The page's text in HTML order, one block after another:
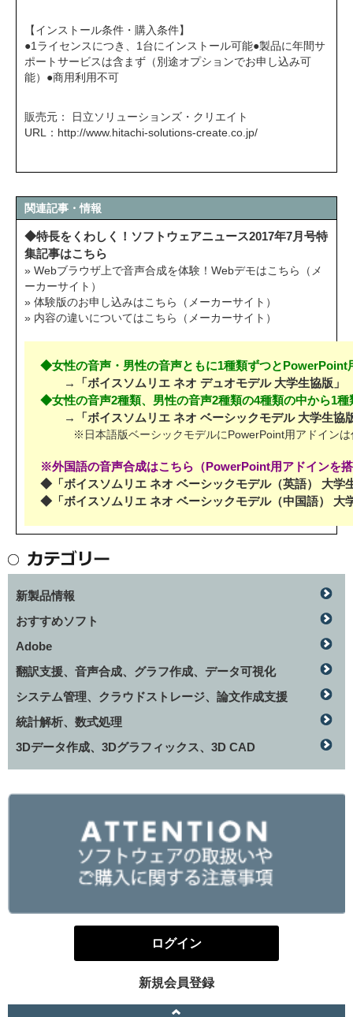
【インストール条件・購入条件】
●1ライセンスにつき、1台にインストール可能●製品に年間サ
ポートサービスは含まず（別途オプションでお申し込み可
能）●商用利用不可
販売元： 日立ソリューションズ・クリエイト
URL： http://www.hitachi-solutions-create.co.jp/
関連記事・情報
◆特長をくわしく！ソフトウェアニュース2017年7月号特
集記事はこちら
» Webブラウザ上で音声合成を体験！Webデモはこちら（メ
ーカーサイト）
» 体験版のお申し込みはこちら（メーカーサイト）
» 内容の違いについてはこちら（メーカーサイト）
◆女性の音声・男性の音声ともに1種類ずつとPowerPoint
→「ボイスソムリエ ネオ デュオモデル 大学生協版」
◆女性の音声2種類、男性の音声2種類の4種類の中から1種
→「ボイスソムリエ ネオ ベーシックモデル 大学生協
※日本語版ベーシックモデルにPowerPoint用アドインは
※外国語の音声合成はこちら（PowerPoint用アドインを
◆「ボイスソムリエ ネオ ベーシックモデル（英語） 大学
◆「ボイスソムリエ ネオ ベーシックモデル（中国語） 大
新製品情報
おすすめソフト
Adobe
翻訳支援、音声合成、グラフ作成、データ可視化
システム管理、クラウドストレージ、論文作成支援
統計解析、数式処理
3Dデータ作成、3Dグラフィックス、3D CAD
ログイン
新規会員登録